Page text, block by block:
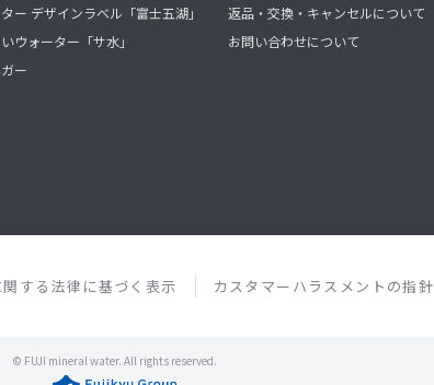
ー デザインラベル「富士五湖」
ウォーター「サ水」
ー
返品・交換・キャンセルについて
お問い合わせについて
する法律に基づく表示 カスタマーハラスメントの指針
© FUJI mineral water. All rights reserved.